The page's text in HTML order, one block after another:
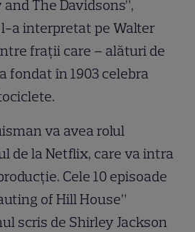
The Davidsons”,
a interpretat pe Walter
fraţii care – alături de
fondat în 1903 celebra
va avea rolul
de la Netflix, care va intra
Cele 10 episoade
of Hill House”
scris de Shirley Jackson